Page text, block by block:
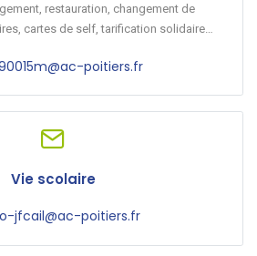
restauration, changement de
cartes de self, tarification solidaire…
poitiers.fr
Vie scolaire
jfcail@ac-poitiers.fr